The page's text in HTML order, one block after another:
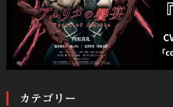
カテゴリー